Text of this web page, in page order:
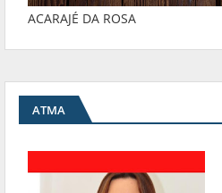
ACARAJÉ DA ROSA
ATMA